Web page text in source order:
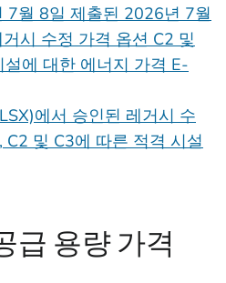
7월 8일 제출된 2026년 7월
시 수정 가격 옵션 C2 및
에 대한 에너지 가격 E-
에서 승인된 레거시 수
C2 및 C3에 따른 적격 시설
급 용량 가격